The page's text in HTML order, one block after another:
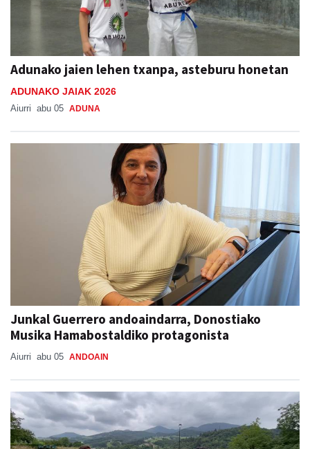
Adunako jaien lehen txanpa, asteburu honetan
ADUNAKO JAIAK 2026
Aiurri abu 05 ADUNA
Junkal Guerrero andoaindarra, Donostiako
Musika Hamabostaldiko protagonista
Aiurri abu 05 ANDOAIN